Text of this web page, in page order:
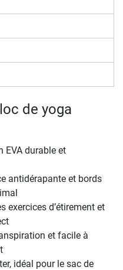
de yoga
EVA durable et
antidérapante et bords
exercices d’étirement et
et facile à
idéal pour le sac de